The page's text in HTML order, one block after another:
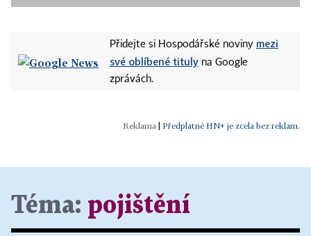
Přidejte si Hospodářské noviny mezi
své oblíbené tituly na Google
zprávách.
Předplatné HN+ je zcela bez reklam.
Téma: pojištění